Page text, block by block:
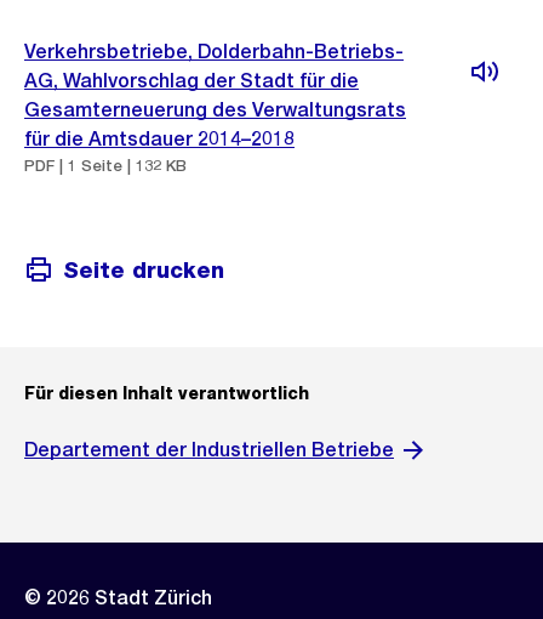
Verkehrsbetriebe, Dolderbahn-Betriebs-
AG, Wahlvorschlag der Stadt für die
Gesamterneuerung des Verwaltungsrats
für die Amtsdauer 2014–2018
PDF | 1 Seite | 132 KB
Seite drucken
Für diesen Inhalt verantwortlich
Departement der Industriellen Betriebe
© 2026 Stadt Zürich